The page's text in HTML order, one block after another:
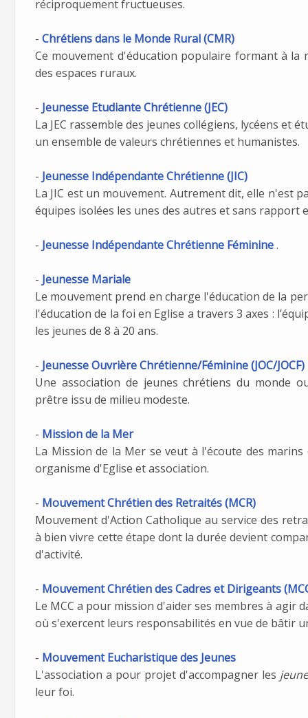
réciproquement fructueuses.
- Chrétiens dans le Monde Rural (CMR)
Ce mouvement d'éducation populaire formant à
des espaces ruraux.
- Jeunesse Etudiante Chrétienne (JEC)
La JEC rassemble des jeunes collégiens, lycéens et
un ensemble de valeurs chrétiennes et humanistes.
- Jeunesse Indépendante Chrétienne (JIC)
La JIC est un mouvement. Autrement dit, elle n'est
équipes isolées les unes des autres et sans rapport
- Jeunesse Indépendante Chrétienne Féminine.
- Jeunesse Mariale
Le mouvement prend en charge l'éducation de la
l'éducation de la foi en Eglise a travers 3 axes :
les jeunes de 8 à 20 ans.
- Jeunesse Ouvrière Chrétienne/Féminine (JOC/JOCF)
Une association de jeunes chrétiens du monde
prêtre issu de milieu modeste.
- Mission de la Mer
La Mission de la Mer se veut à l'écoute des
organisme d'Eglise et association.
- Mouvement Chrétien des Retraités (MCR)
Mouvement d'Action Catholique au service des
à bien vivre cette étape dont la durée devient
d'activité.
- Mouvement Chrétien des Cadres et Dirigeants
Le MCC a pour mission d'aider ses membres à agir
où s'exercent leurs responsabilités en vue de bâtir
- Mouvement Eucharistique des Jeunes
L'association a pour projet d'accompagner les
leur foi.